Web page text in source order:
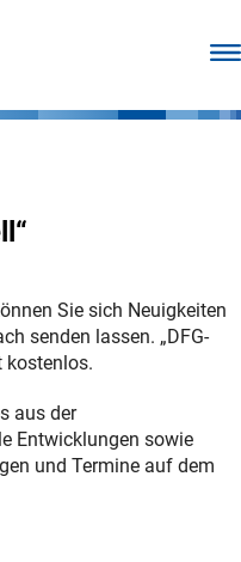
Sie sich Neuigkeiten
senden lassen. „DFG-
kostenlos.
aus der
Entwicklungen sowie
und Termine auf dem